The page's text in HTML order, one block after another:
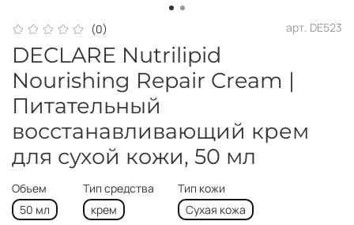
(0) арт. DE523
DECLARE Nutrilipid
Nourishing Repair Cream |
Питательный
восстанавливающий крем
для сухой кожи, 50 мл
Объем
50 мл
Тип средства
крем
Тип кожи
Сухая кожа